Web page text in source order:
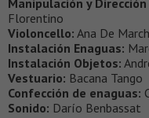
Florentino
Violoncello: Ana De
Instalación Enaguas:
Instalación Objetos:
Vestuario: Bacana Tango
Confección de enaguas:
Sonido: Darío Benbassat